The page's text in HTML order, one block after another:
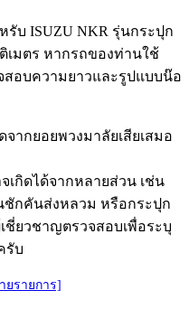
บ ISUZU NKR รุ่นกระปุก
เมตร หากรถของท่านใช้
อบความยาวและรูปแบบน๊อ
ากยอยพวงมาลัยเสียเสมอ
เกิดได้จากหลายส่วน เช่น
กคันส่งหลวม หรือกระปุก
ยวชาญตรวจสอบเพื่อระบุ
รับ
ยรายการ]